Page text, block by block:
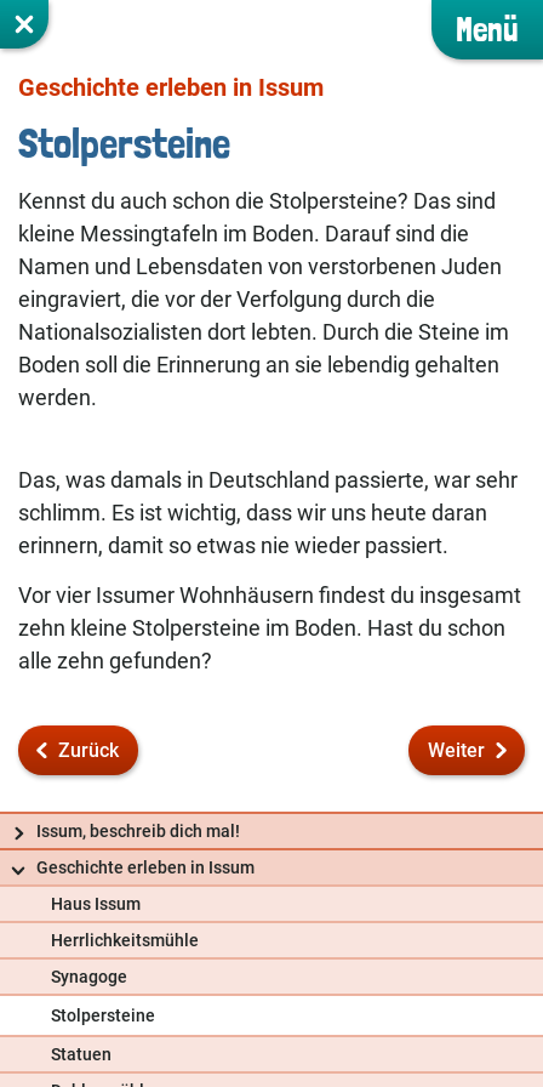
Menü
Geschichte erleben in Issum
Stolpersteine
Kennst du auch schon die Stolpersteine? Das sind
kleine Messingtafeln im Boden. Darauf sind die
Namen und Lebensdaten von verstorbenen Juden
eingraviert, die vor der Verfolgung durch die
Nationalsozialisten dort lebten. Durch die Steine im
Boden soll die Erinnerung an sie lebendig gehalten
werden.
Das, was damals in Deutschland passierte, war sehr
schlimm. Es ist wichtig, dass wir uns heute daran
erinnern, damit so etwas nie wieder passiert.
Vor vier Issumer Wohnhäusern findest du insgesamt
zehn kleine Stolpersteine im Boden. Hast du schon
alle zehn gefunden?
Zurück Weiter
Issum, beschreib dich mal!
Geschichte erleben in Issum
Haus Issum
Herrlichkeitsmühle
Synagoge
Stolpersteine
Statuen